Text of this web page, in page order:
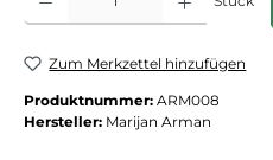
Zum Merkzettel hinzufügen
Produktnummer: ARM008
Hersteller: Marijan Arman